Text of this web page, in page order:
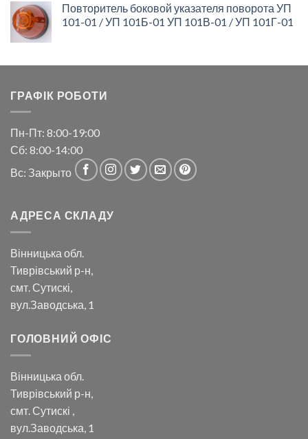
Повторитель боковой указателя поворота УП
101-01 / УП 101Б-01 УП 101В-01 / УП 101Г-01
ГРАФІК РОБОТИ
Пн-Пт: 8:00-19:00
Сб: 8:00-14:00
Вс: Закрыто
АДРЕСА СКЛАДУ
Вінницька обл.
Тиврівський р-н,
смт. Сутискі,
вул.Заводська, 1
ГОЛОВНИЙ ОФІС
Вінницька обл.
Тиврівський р-н,
смт. Сутискі ,
вул.Заводська, 1